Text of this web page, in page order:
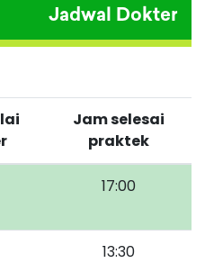
Jadwal Dokter
Jam selesai
praktek
17:00
13:30